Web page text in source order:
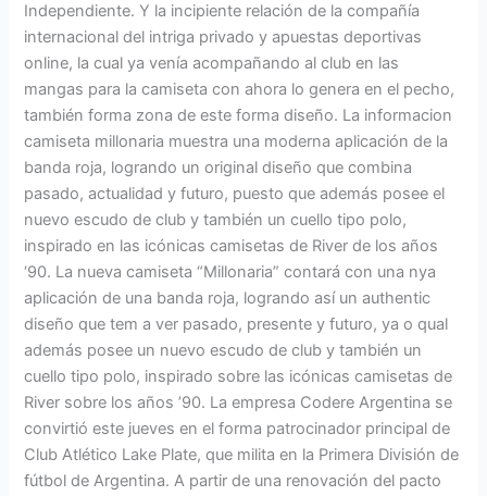
Independiente. Y la incipiente relación de la compañía
internacional del intriga privado y apuestas deportivas
online, la cual ya venía acompañando al club en las
mangas para la camiseta con ahora lo genera en el pecho,
también forma zona de este forma diseño. La informacion
camiseta millonaria muestra una moderna aplicación de la
banda roja, logrando un original diseño que combina
pasado, actualidad y futuro, puesto que además posee el
nuevo escudo de club y también un cuello tipo polo,
inspirado en las icónicas camisetas de River de los años
‘90. La nueva camiseta “Millonaria” contará con una nya
aplicación de una banda roja, logrando así un authentic
diseño que tem a ver pasado, presente y futuro, ya o qual
además posee un nuevo escudo de club y también un
cuello tipo polo, inspirado sobre las icónicas camisetas de
River sobre los años ’90. La empresa Codere Argentina se
convirtió este jueves en el forma patrocinador principal de
Club Atlético Lake Plate, que milita en la Primera División de
fútbol de Argentina. A partir de una renovación del pacto